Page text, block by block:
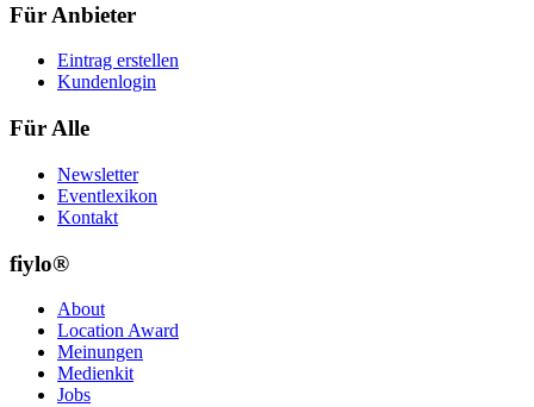
Für Anbieter
Eintrag erstellen
Kundenlogin
Für Alle
Newsletter
Eventlexikon
Kontakt
fiylo®
About
Location Award
Meinungen
Medienkit
Jobs